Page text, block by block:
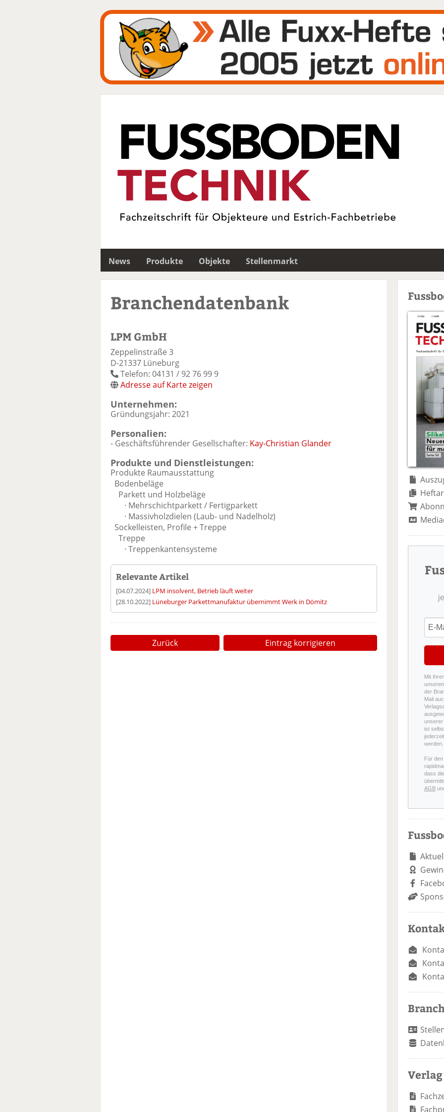
News Produkte Objekte
Stellenmarkt
Branchendatenbank
LPM GmbH
Zeppelinstraße 3
D-21337 Lüneburg
Telefon: 04131 / 92 76 99 9
Adresse auf Karte zeigen
Unternehmen:
Gründungsjahr: 2021
Personalien:
- Geschäftsführender Gesellschafter: Kay-Christian Glander
Produkte und Dienstleistungen:
Produkte Raumausstattung
Bodenbeläge
Parkett und Holzbeläge
· Mehrschichtparkett / Fertigparkett
· Massivholzdielen (Laub- und Nadelholz)
Sockelleisten, Profile + Treppe
Treppe
· Treppenkantensysteme
Relevante Artikel
[04.07.2024] LPM insolvent, Betrieb läuft weiter
[28.10.2022] Lüneburger Parkettmanufaktur übernimmt Werk in Dömitz
Zurück Eintrag korrigieren
Mit
der
Mail
unserer
ist
werden.
Für
dass
AGB
Verlag